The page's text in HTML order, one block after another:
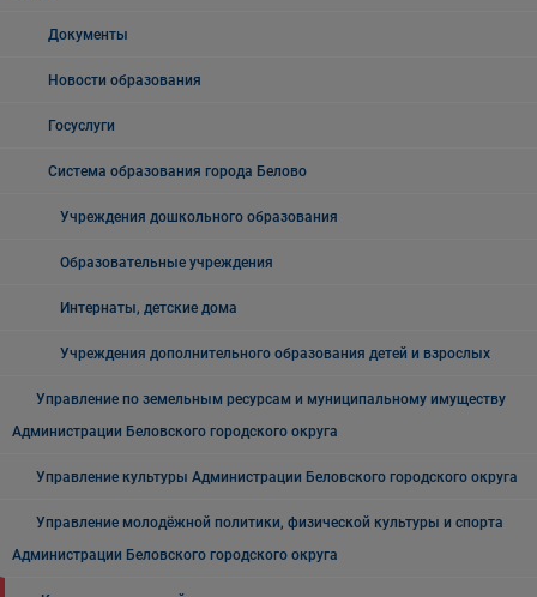
Документы
Новости образования
Госуслуги
Система образования города Белово
Учреждения дошкольного образования
Образовательные учреждения
Интернаты, детские дома
Учреждения дополнительного образования детей и взрослых
Управление по земельным ресурсам и муниципальному имуществу
Администрации Беловского городского округа
Управление культуры Администрации Беловского городского округа
Управление молодёжной политики, физической культуры и спорта
Администрации Беловского городского округа